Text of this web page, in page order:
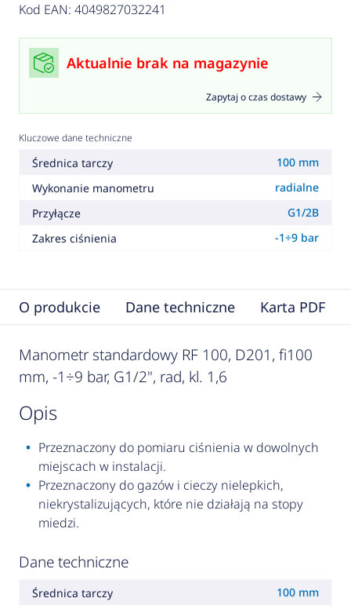
Kod EAN: 4049827032241
Aktualnie brak na magazynie
Zapytaj o czas dostawy
Kluczowe dane techniczne
Średnica tarczy
100 mm
Wykonanie manometru
radialne
Przyłącze
G1/2B
Zakres ciśnienia
-1÷9 bar
O produkcie Dane techniczne Karta PDF
Manometr standardowy RF 100, D201, fi100
mm, -1÷9 bar, G1/2", rad, kl. 1,6
opis
Przeznaczony do pomiaru ciśnienia w dowolnych
miejscach w instalacji.
Przeznaczony do gazów i cieczy nielepkich,
niekrystalizujących, które nie działają na stopy
miedzi.
Dane techniczne
Średnica tarczy
100 mm